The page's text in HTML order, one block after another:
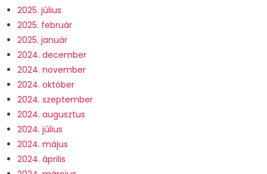
2025. július
2025. február
2025. január
2024. december
2024. november
2024. október
2024. szeptember
2024. augusztus
2024. július
2024. május
2024. április